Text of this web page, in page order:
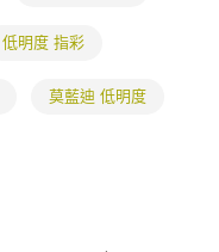
低明度 指彩
莫藍迪 低明度